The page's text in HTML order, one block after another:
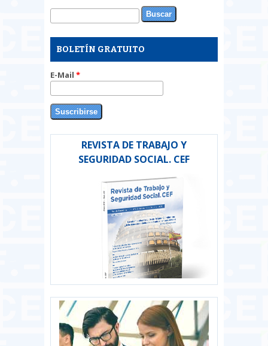
Formulario de búsqueda
Buscar
BOLETÍN GRATUITO
E-Mail *
REVISTA DE TRABAJO Y
SEGURIDAD SOCIAL. CEF